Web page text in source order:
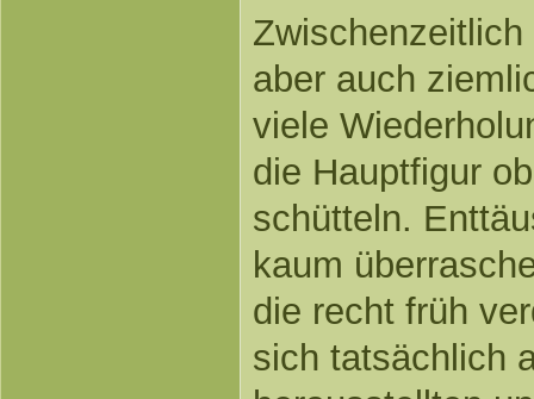
aber auch
viele
die Hauptfigur
schütteln.
kaum
die recht früh
sich tatsächlich